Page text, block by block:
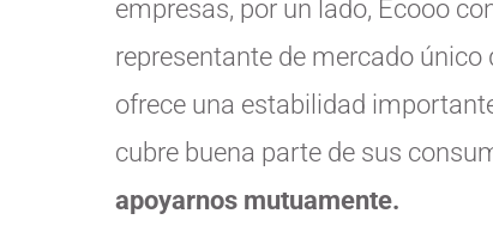
empresas, por un lado, Ecooo
representante de mercado
ofrece una estabilidad
cubre buena parte de sus
apoyarnos mutuamente.